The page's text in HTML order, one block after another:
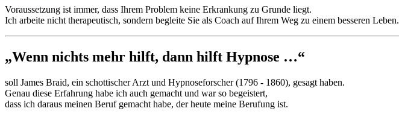
Voraussetzung ist immer, dass Ihrem Problem keine Erkrankung zu Grunde liegt.
Ich arbeite nicht therapeutisch, sondern begleite Sie als Coach auf Ihrem Weg zu einem besseren Leben.
„Wenn nichts mehr hilft, dann hilft Hypnose …“
soll James Braid, ein schottischer Arzt und Hypnoseforscher (1796 - 1860), gesagt haben.
Genau diese Erfahrung habe ich auch gemacht und war so begeistert,
dass ich daraus meinen Beruf gemacht habe, der heute meine Berufung ist.